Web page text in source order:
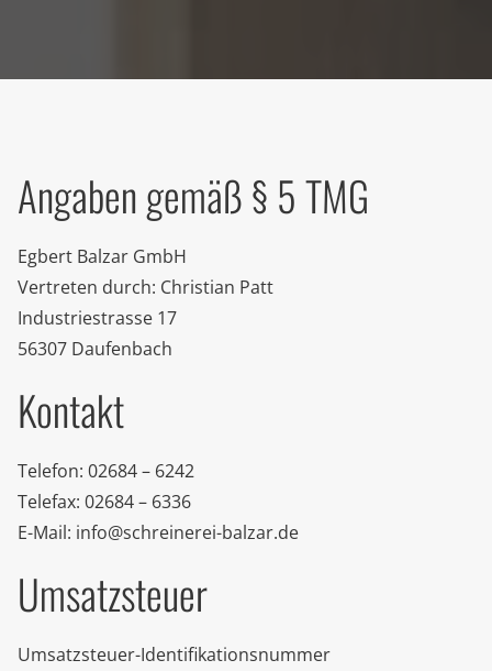
Angaben gemäß § 5 TMG
Egbert Balzar GmbH
Vertreten durch: Christian Patt
Industriestrasse 17
56307 Daufenbach
Kontakt
Telefon: 02684 – 6242
Telefax: 02684 – 6336
E-Mail: info@schreinerei-balzar.de
Umsatzsteuer
Umsatzsteuer-Identifikationsnummer